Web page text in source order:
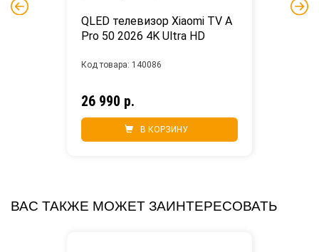
QLED телевизор Xiaomi TV A
Pro 50 2026 4K Ultra HD
26 990 р.
В КОРЗИНУ
Код товара: 140086
ВАС ТАКЖЕ МОЖЕТ ЗАИНТЕРЕСОВАТЬ